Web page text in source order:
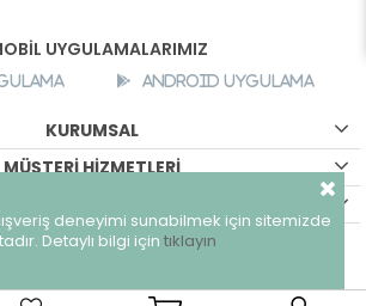
UYGULAMALARIMIZ
Android Uygulama
KURUMSAL
MÜŞTERİ HİZMETLERİ
- Tüm hakları saklıdır.
deneyimi sunabilmek için sitemizde
Detaylı bilgi için tıklayın